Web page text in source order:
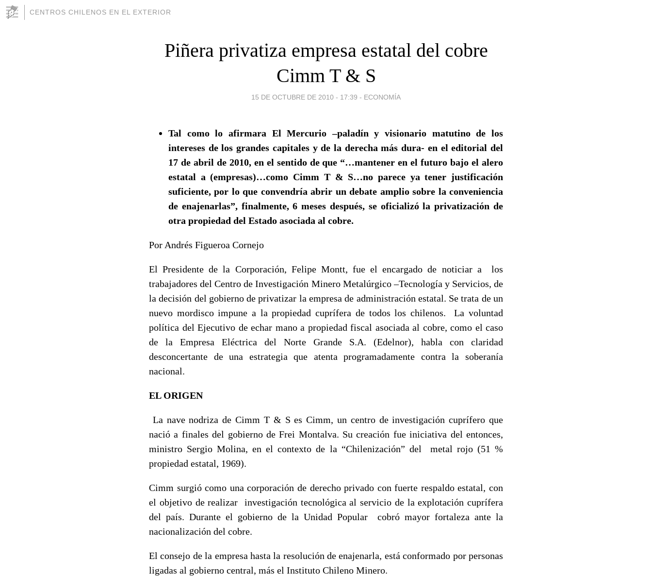
CENTROS CHILENOS EN EL EXTERIOR
Piñera privatiza empresa estatal del cobre
Cimm T & S
15 DE OCTUBRE DE 2010 - 17:39 - ECONOMÍA
Tal como lo afirmara El Mercurio –paladín y visionario matutino de los
intereses de los grandes capitales y de la derecha más dura- en el editorial del
17 de abril de 2010, en el sentido de que “…mantener en el futuro bajo el alero
estatal a (empresas)…como Cimm T & S…no parece ya tener justificación
suficiente, por lo que convendría abrir un debate amplio sobre la conveniencia
de enajenarlas”, finalmente, 6 meses después, se oficializó la privatización de
otra propiedad del Estado asociada al cobre.
Por Andrés Figueroa Cornejo
El Presidente de la Corporación, Felipe Montt, fue el encargado de noticiar a los
trabajadores del Centro de Investigación Minero Metalúrgico –Tecnología y Servicios, de
la decisión del gobierno de privatizar la empresa de administración estatal. Se trata de un
nuevo mordisco impune a la propiedad cuprífera de todos los chilenos. La voluntad
política del Ejecutivo de echar mano a propiedad fiscal asociada al cobre, como el caso
de la Empresa Eléctrica del Norte Grande S.A. (Edelnor), habla con claridad
desconcertante de una estrategia que atenta programadamente contra la soberanía
nacional.
EL ORIGEN
La nave nodriza de Cimm T & S es Cimm, un centro de investigación cuprífero que
nació a finales del gobierno de Frei Montalva. Su creación fue iniciativa del entonces,
ministro Sergio Molina, en el contexto de la “Chilenización” del metal rojo (51 %
propiedad estatal, 1969).
Cimm surgió como una corporación de derecho privado con fuerte respaldo estatal, con
el objetivo de realizar investigación tecnológica al servicio de la explotación cuprífera
del país. Durante el gobierno de la Unidad Popular cobró mayor fortaleza ante la
nacionalización del cobre.
El consejo de la empresa hasta la resolución de enajenarla, está conformado por personas
ligadas al gobierno central, más el Instituto Chileno Minero.